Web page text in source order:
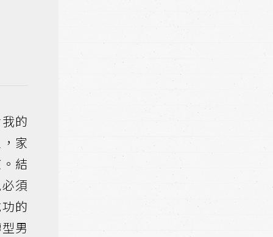
的
家
結
須
的
男